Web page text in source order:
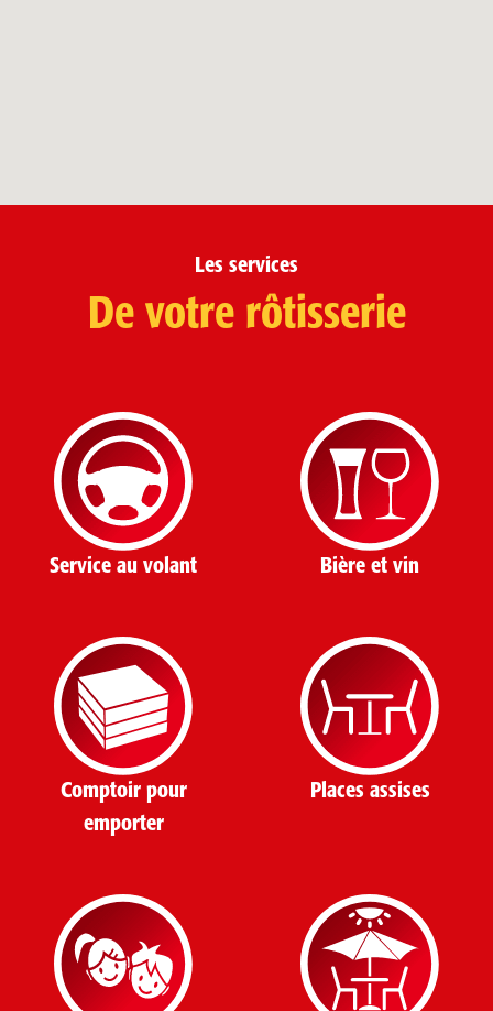
Les services
De votre rôtisserie
Service au volant Bière et vin
Comptoir pour
emporter
Places assises